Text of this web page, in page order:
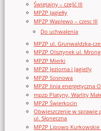
Świętajny – część III
MPZP Jagiełły
MPZP Waplewo – czesc III
Do uchwalenia
MPZP ul. Grunwaldzka-
MPZP Olsztynek ul.
MPZP Mierki
MPZP Jeziorna i Jagielly
MPZP Sosnowa
MPZP linia energetyczna
mpzp Platyny, Warlity
MPZP Świerkocin
Obwieszczenie w
ul. Słoneczna
MPZP Lipowo Kurkowskie